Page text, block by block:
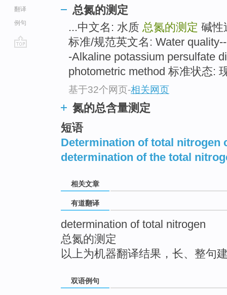
翻译
例句
总氮的测定
...中文名: 水质 总氮的测定 碱性
标准/规范英文名: Water quality--
-Alkaline potassium persulfate
photometric method 标准状态:
基于32个网页-相关网页
氮的总含量测定
短语
Determination of total nitrogen
determination of the total
相关文章
有道翻译
determination of total nitrogen
总氮的测定
以上为机器翻译结果，长、整句
双语例句